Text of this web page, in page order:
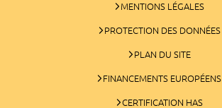
MENTIONS LÉGALES
PROTECTION DES DONNÉES
PLAN DU SITE
FINANCEMENTS EUROPÉENS
CERTIFICATION HAS